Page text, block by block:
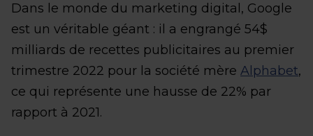
Dans le monde du marketing digital, Google
est un véritable géant : il a engrangé 54$
milliards de recettes publicitaires au premier
trimestre 2022 pour la société mère Alphabet,
ce qui représente une hausse de 22% par
rapport à 2021.